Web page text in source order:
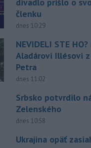
členku
dnes 10:29
NEVIDELI STE
Aladárovi Illésovi
Petra
dnes 11:02
Srbsko potvrdilo
Zelenského
dnes 10:58
Ukrajina opäť